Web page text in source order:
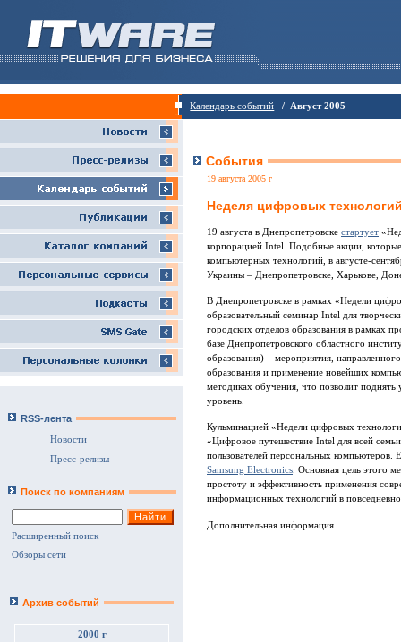
Календарь событий / Август 2005
RSS-лента
Новости
Пресс-релизы
Поиск по компаниям
Расширенный поиск
Обзоры сети
Архив событий
2000 г
События
19 августа 2005 г
Неделя цифровых
19 августа в Днепропетровске стартует
корпорацией Intel. Подобные акции,
компьютерных технологий, в августе-
Украины – Днепропетровске, Харькове,
В Днепропетровске в рамках «Недели
образовательный семинар Intel для
городских отделов образования в рамках
базе Днепропетровского областного
образования) – мероприятия,
образования и применение новейших
методиках обучения, что позволит
уровень.
Кульминацией «Недели цифровых
«Цифровое путешествие Intel для всей
пользователей персональных компьютеров.
Samsung Electronics. Основная цель этого
простоту и эффективность применения
информационных технологий в
Дополнительная информация